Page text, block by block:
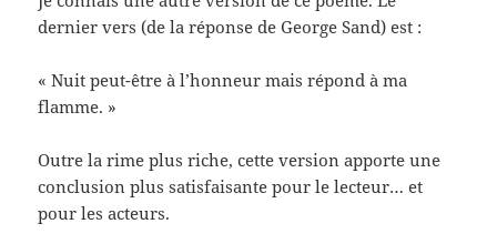
dernier vers (de la réponse de George Sand) est :
« Nuit peut-être à l’honneur mais répond à ma
flamme. »
Outre la rime plus riche, cette version apporte une
conclusion plus satisfaisante pour le lecteur… et
pour les acteurs.